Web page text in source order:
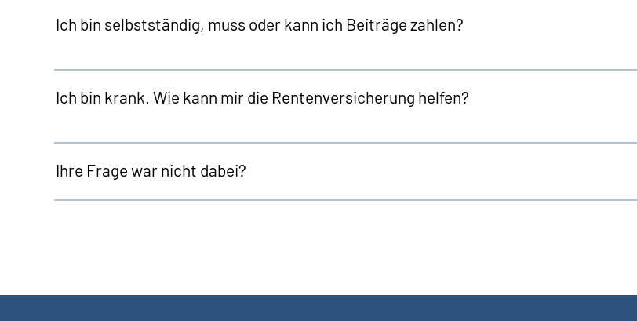
Ich bin selbstständig, muss oder kann ich Beiträge zahlen?
Ich bin krank. Wie kann mir die Rentenversicherung helfen?
Ihre Frage war nicht dabei?